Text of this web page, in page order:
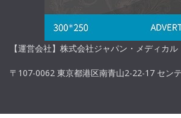
【運営会社】株式会社ジャパン・メディカル
〒107-0062 東京都港区南青山2-22-17 セン